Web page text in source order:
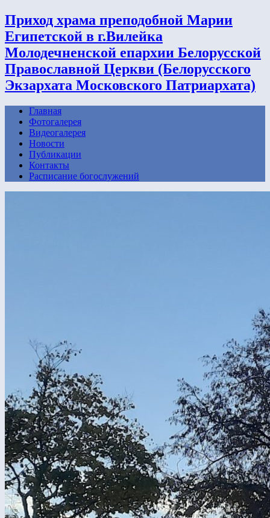
Приход храма преподобной Марии
Египетской в г.Вилейка
Молодечненской епархии Белорусской
Православной Церкви (Белорусского
Экзархата Московского Патриархата)
Главная
Фотогалерея
Видеогалерея
Новости
Публикации
Контакты
Расписание богослужений